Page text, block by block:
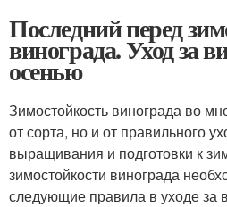
Последний перед
винограда. Уход за
осенью
Зимостойкость винограда во
от сорта, но и от правильного
выращивания и подготовки к
зимостойкости винограда
следующие правила в уходе за